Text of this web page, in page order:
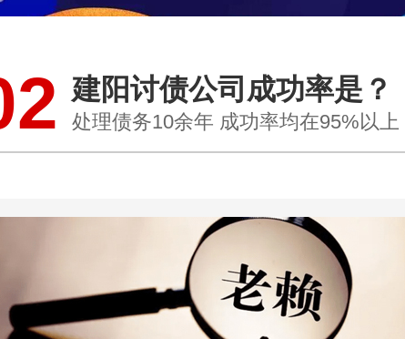
建阳讨债公司成功率是？
处理债务10余年 成功率均在95%以上